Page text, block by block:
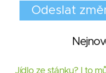
Jídlo ze stánku? I to